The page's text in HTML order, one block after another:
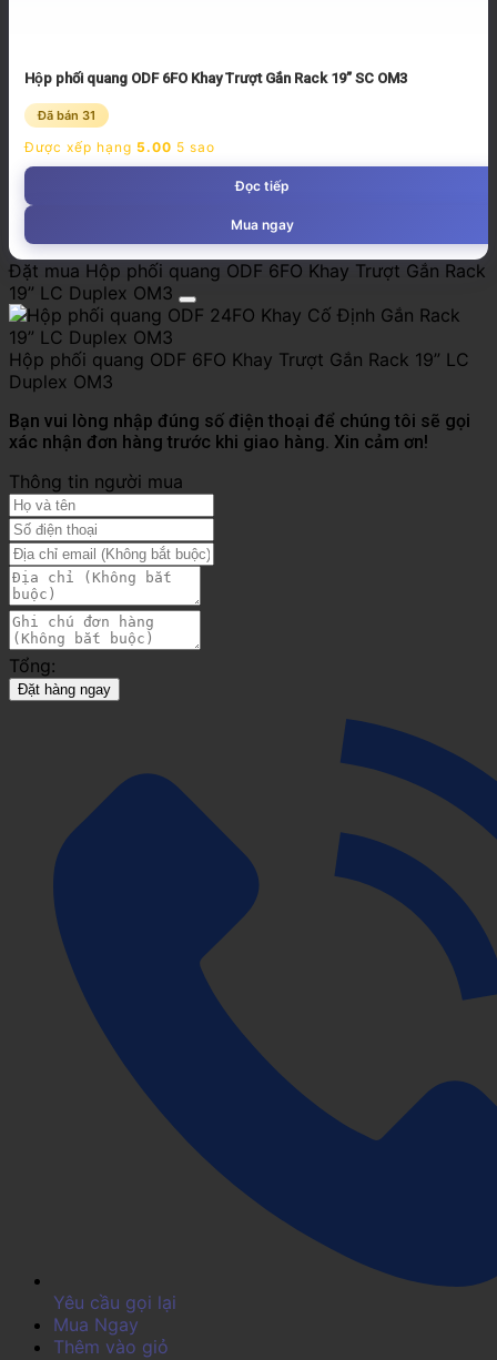
Hộp phối quang ODF 6FO Khay Trượt Gắn Rack 19” SC OM3
Đã bán 31
Được xếp hạng 5.00 5 sao
Đọc tiếp
Mua ngay
Đặt mua Hộp phối quang ODF 6FO Khay Trượt Gắn Rack
19” LC Duplex OM3
Hộp phối quang ODF 6FO Khay Trượt Gắn Rack 19” LC
Duplex OM3
Bạn vui lòng nhập đúng số điện thoại để chúng tôi sẽ gọi
xác nhận đơn hàng trước khi giao hàng. Xin cảm ơn!
Thông tin người mua
Tổng:
Đặt hàng ngay
Yêu cầu gọi lại
Mua Ngay
Thêm vào giỏ